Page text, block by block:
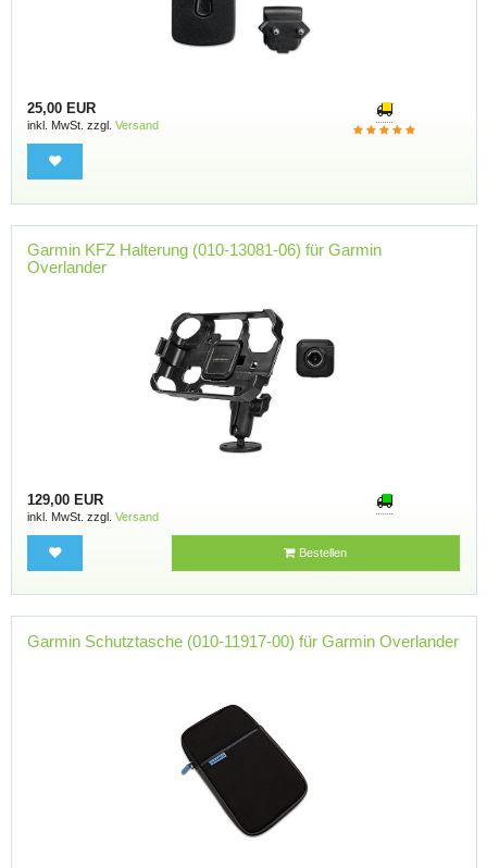
25,00 EUR
inkl. MwSt. zzgl. Versand
Garmin KFZ Halterung (010-13081-06) für Garmin
Overlander
129,00 EUR
inkl. MwSt. zzgl. Versand
Bestellen
Garmin Schutztasche (010-11917-00) für Garmin Overlander